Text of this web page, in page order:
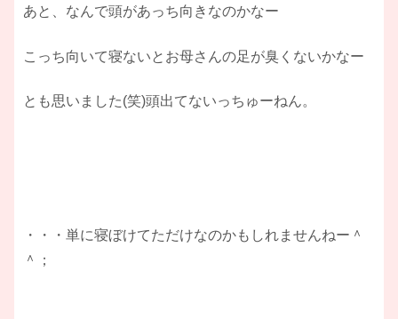
あと、なんで頭があっち向きなのかなー
こっち向いて寝ないとお母さんの足が臭くないかなー
とも思いました(笑)頭出てないっちゅーねん。
・・・単に寝ぼけてただけなのかもしれませんねー＾
＾；